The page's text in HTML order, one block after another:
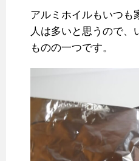
アルミホイルもいつも
人は多いと思うので、
ものの一つです。